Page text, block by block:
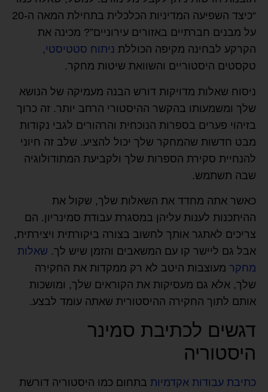
“כיצד השפיעה המדיניות הכלכלית בתחילת המאה ה-20
על מבנים חברתיים באזורים עירוניים”? מכינה את
הקרקע לבחינה מקיפה הכוללת ניתוח סטטיסטי,
טקסטים היסטוריים והשוואת שיטות מחקר.
ניסוח שאלות מדויקות דורש הבנה מעמיקה של הנושא
שלך ומשמעותו בהקשר ההיסטורי הרחב יותר. זה כרוך
בזיהוי פערים בספרות הנוכחית והרהורים לגבי נקודות
מבט חדשות שהמחקר שלך יכול להציע. שלב זה חיוני
להנחיית סקירת הספרות שלך ולקביעת המתודולוגיה
שבה תשתמש.
כאשר אתה מחדד את השאלות שלך, שקול את
ההיתכנות לענות עליהן במסגרת עבודת סמינריון. הם
צריכים לאתגר אותך לחשוב בצורה ביקורתית ויצירתית,
אבל גם ליישר קו עם המשאבים והזמן שיש לך. שאלות
מחקר מעוצבות היטב לא רק ממקדות את החקירה
שלך, אלא גם מעסיקות את הקוראים שלך, ומושכות
אותם לתוך החקירה ההיסטורית שאתה עומד לבצע.
דגשים לכתיבת סמינר
היסטוריה
כתיבת עבודות אקדמיות בתחום כמו היסטוריה דורשת